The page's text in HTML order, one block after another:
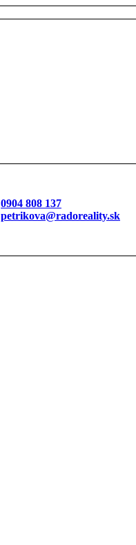
0904 808 137
petrikova@radoreality.sk